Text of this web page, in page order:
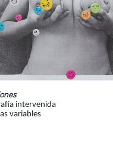
intervenida
variables